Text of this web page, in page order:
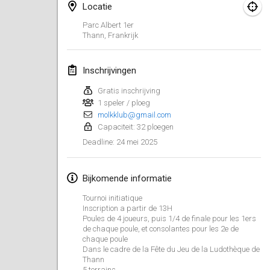
Locatie
Parc Albert 1er
Thann Frankrijk
Inschrijvingen
Gratis inschrijving
1 speler / ploeg
molkklub@gmail.com
Capaciteit: 32 ploegen
Deadline: 24 mei 2025
Bijkomende informatie
Tournoi initiatique
Inscription a partir de 13H
Poules de 4 joueurs, puis 1/4 de finale pour les 1ers
de chaque poule, et consolantes pour les 2e de
chaque poule
Dans le cadre de la Fête du Jeu de la Ludothèque de
Thann
februari 2025
7 feb. 2025
Open des vendanges tardives
8 feb. 2025|Frankrijk
Indoor de la CASAS
15 feb. 2025| Finland
Warm-up EM Indoor
28 feb. 2025 | Tsjechië